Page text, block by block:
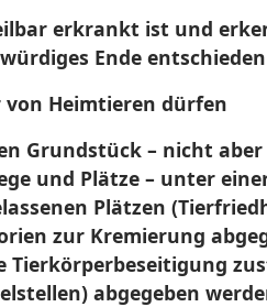
erkrankt ist und
Ende
von Heimtieren dürfen
Grundstück – nicht
und Plätze – unter
Plätzen
zur Kremierung
Tierkörperbeseitigung
abgegeben